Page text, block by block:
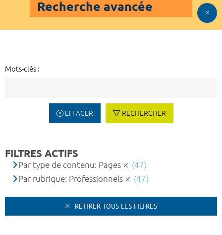
Recherche avancée
Mots-clés :
EFFACER RECHERCHER
FILTRES ACTIFS
Par type de contenu: Pages
(47)
Par rubrique: Professionnels
(47)
RETIRER TOUS LES FILTRES